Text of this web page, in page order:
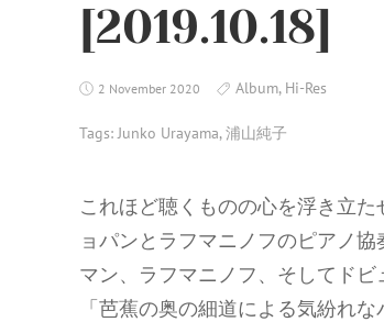
[2019.10.18]
2 November 2020 Album, Hi-Res
Tags:Junko Urayama,浦山純子
これほど聴くものの心を浮き立
ョパンとラフマニノフのピアノ
マン、ラフマニノフ、そしてド
「芭蕉の奥の細道による気紛れ